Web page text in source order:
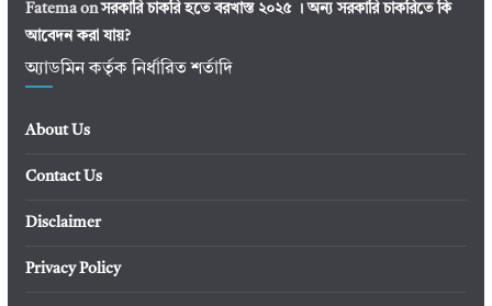
Fatemaonসরকারি চাকরি হতে বরখাস্ত ২০২৫ । অন্য সরকারি চাকরিতে কি
আবেদন করা যায়?
অ্যাডমিন কর্তৃক নির্ধারিত শর্তাদি
About Us
Contact Us
Disclaimer
Privacy Policy